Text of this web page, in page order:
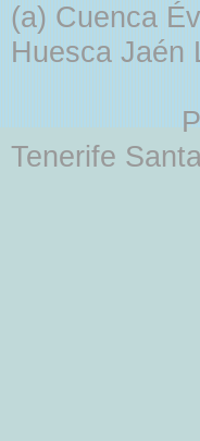
(a) Cuenca
Huesca Jaén
Tenerife